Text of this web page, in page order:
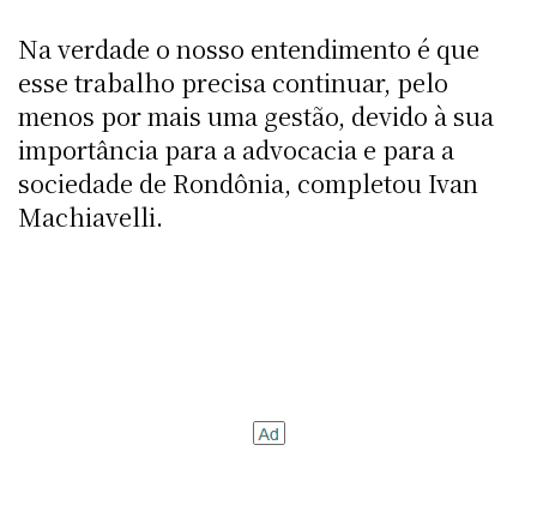
Na verdade o nosso entendimento é que
esse trabalho precisa continuar, pelo
menos por mais uma gestão, devido à sua
importância para a advocacia e para a
sociedade de Rondônia, completou Ivan
Machiavelli.